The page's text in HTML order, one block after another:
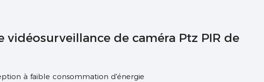
vidéosurveillance de caméra Ptz PIR de
à faible consommation d'énergie